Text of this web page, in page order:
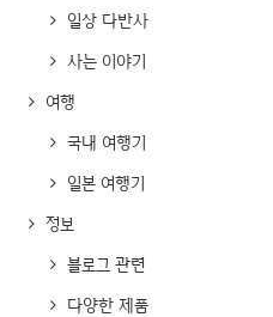
일상 다반사
사는 이야기
여행
국내 여행기
일본 여행기
정보
블로그 관련
다양한 제품